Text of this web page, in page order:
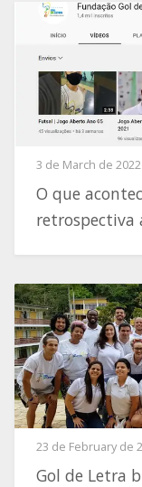
3 de March de 2022
O que
retrospectiva
23 de February de
Gol de Letra